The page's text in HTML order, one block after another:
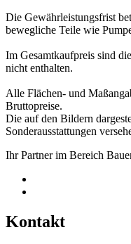
Die Gewährleistungsfrist
bewegliche Teile wie
Im Gesamtkaufpreis sind
nicht enthalten.
Alle Flächen- und
Bruttopreise.
Die auf den Bildern
Sonderausstattungen
Ihr Partner im Bereich
Kontakt